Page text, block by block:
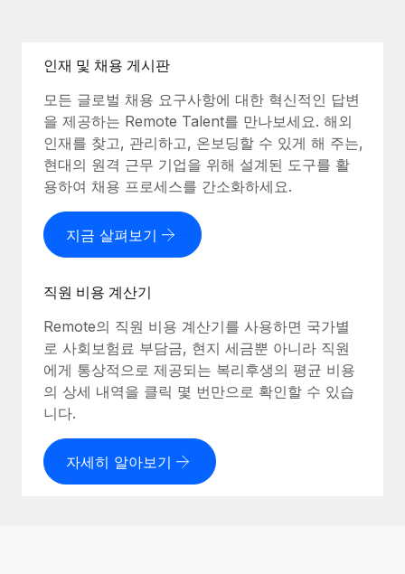
인재 및 채용 게시판
모든 글로벌 채용 요구사항에 대한 혁신적인 답변
을 제공하는 Remote Talent를 만나보세요. 해외
인재를 찾고, 관리하고, 온보딩할 수 있게 해 주는,
현대의 원격 근무 기업을 위해 설계된 도구를 활
용하여 채용 프로세스를 간소화하세요.
지금 살펴보기
직원 비용 계산기
Remote의 직원 비용 계산기를 사용하면 국가별
로 사회보험료 부담금, 현지 세금뿐 아니라 직원
에게 통상적으로 제공되는 복리후생의 평균 비용
의 상세 내역을 클릭 몇 번만으로 확인할 수 있습
니다.
자세히 알아보기